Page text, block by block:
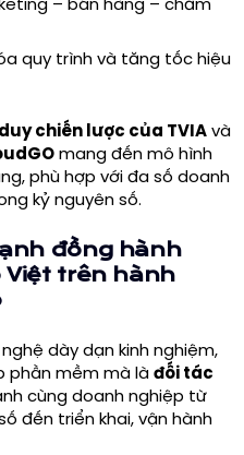
quy trình và tăng tốc hiệu
chiến lược của TVIAvà
mang đến mô hình
phù hợp với đa số doanh
kỷ nguyên số.
đồng hành
trên hành
dày dạn kinh nghiệm,
phần mềm mà làđối tác
cùng doanh nghiệp từ
đến triển khai, vận hành